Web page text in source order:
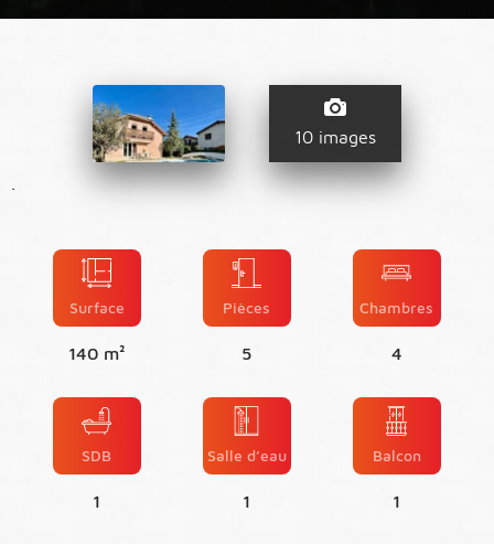
10 images
Surface
140 m²
Pièces
5
Chambres
4
SDB
1
Salle d’eau
1
Balcon
1